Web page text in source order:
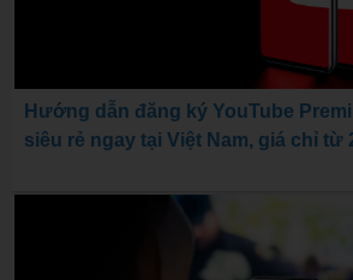
Hướng dẫn đăng ký YouTube
siêu rẻ ngay tại Việt Nam, giá chỉ từ